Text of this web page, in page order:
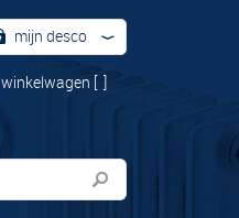
mijn desco
winkelwagen [ ]